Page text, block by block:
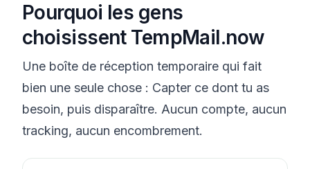
Pourquoi les gens
choisissent TempMail.now
Une boîte de réception temporaire qui fait
bien une seule chose : Capter ce dont tu as
besoin, puis disparaître. Aucun compte, aucun
tracking, aucun encombrement.